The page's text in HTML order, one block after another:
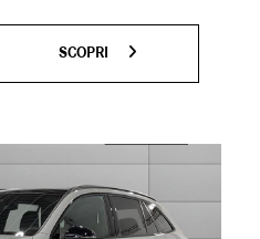
SCOPRI